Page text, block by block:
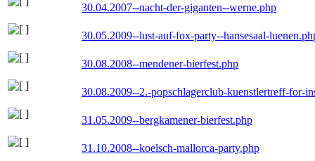
30.04.2007--nacht-der-giganten--werne.php
30.05.2009--lust-auf-fox-party--hansesaal-
30.08.2008--mendener-bierfest.php
30.08.2009--2.-popschlagerclub-kuenstlertreff-for-
31.05.2009--bergkamener-bierfest.php
31.10.2008--koelsch-mallorca-party.php